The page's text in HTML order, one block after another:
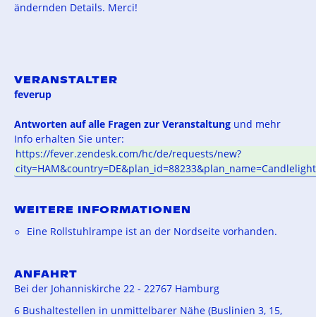
ändernden Details. Merci!
VERANSTALTER
feverup
Antworten auf alle Fragen zur Veranstaltung und mehr
Info erhalten Sie unter:
https://fever.zendesk.com/hc/de/requests/new?
WEITERE INFORMATIONEN
Eine Rollstuhlrampe ist an der Nordseite vorhanden.
ANFAHRT
Bei der Johanniskirche 22 - 22767 Hamburg
6 Bushaltestellen in unmittelbarer Nähe (Buslinien 3, 15,